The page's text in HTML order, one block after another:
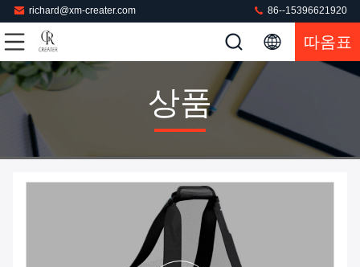
richard@xm-creater.com 86--15396621920
따옴표
상품